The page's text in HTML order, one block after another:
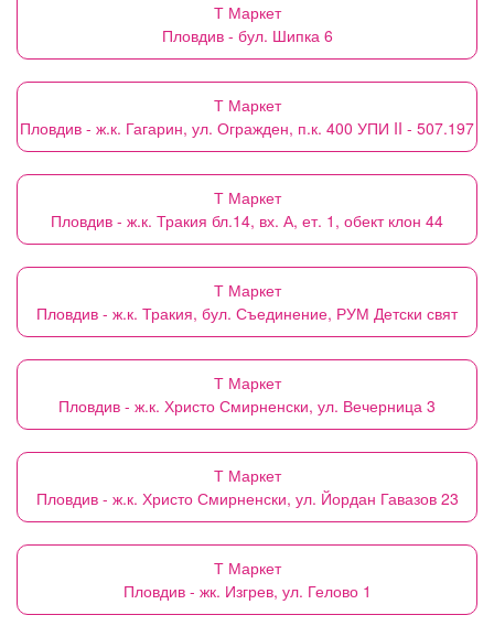
Т Маркет
Пловдив - бул. Шипка 6
Т Маркет
Пловдив - ж.к. Гагарин, ул. Огражден, п.к. 400 УПИ II - 507.197
Т Маркет
Пловдив - ж.к. Тракия бл.14, вх. А, ет. 1, обект клон 44
Т Маркет
Пловдив - ж.к. Тракия, бул. Съединение, РУМ Детски свят
Т Маркет
Пловдив - ж.к. Христо Смирненски, ул. Вечерница 3
Т Маркет
Пловдив - ж.к. Христо Смирненски, ул. Йордан Гавазов 23
Т Маркет
Пловдив - жк. Изгрев, ул. Гелово 1